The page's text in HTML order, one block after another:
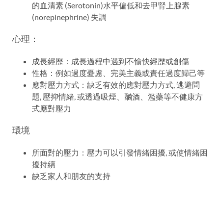
的血清素 (Serotonin)水平偏低和去甲腎上腺素
(norepinephrine) 失調
心理：
成長經歷：成長過程中遇到不愉快經歴或創傷
性格：例如過度憂慮、完美主義或責任過度歸己等
應對壓力方式：缺乏有效的應對壓力方式, 逃避問
題, 壓抑情緒, 或透過吸煙、酗酒、濫藥等不健康方
式應對壓力
環境
所面對的壓力：壓力可以引發情緒困擾, 或使情緒困
擾持續
缺乏家人和朋友的支持